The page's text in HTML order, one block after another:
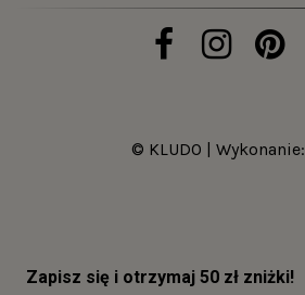
© KLUDO | Wykonanie: